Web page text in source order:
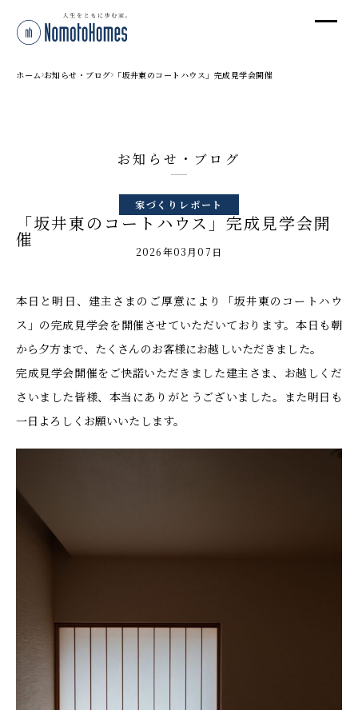
ホーム お知らせ・ブログ 「坂井東のコートハウス」完成見学会開催
お知らせ・ブログ
家づくりレポート
「坂井東のコートハウス」完成見学会開
催
2026年03月07日
本日と明日、建主さまのご厚意により「坂井東のコートハウ
ス」の完成見学会を開催させていただいております。本日も朝
から夕方まで、たくさんのお客様にお越しいただきました。
完成見学会開催をご快諾いただきました建主さま、お越しくだ
さいました皆様、本当にありがとうございました。また明日も
一日よろしくお願いいたします。